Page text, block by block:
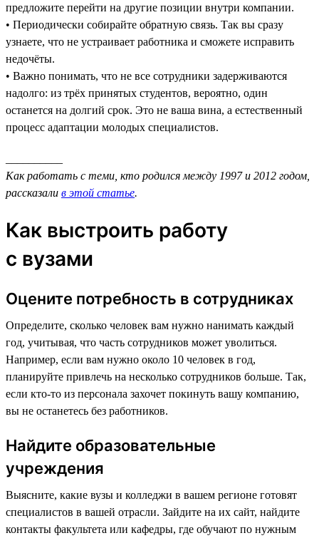
предложите перейти на другие позиции внутри компании.
• Периодически собирайте обратную связь. Так вы сразу
узнаете, что не устраивает работника и сможете исправить
недочёты.
• Важно понимать, что не все сотрудники задерживаются
надолго: из трёх принятых студентов, вероятно, один
останется на долгий срок. Это не ваша вина, а естественный
процесс адаптации молодых специалистов.
Как работать с теми, кто родился между 1997 и 2012 годом,
рассказали в этой статье.
Как выстроить работу
с вузами
Оцените потребность в сотрудниках
Определите, сколько человек вам нужно нанимать каждый
год, учитывая, что часть сотрудников может уволиться.
Например, если вам нужно около 10 человек в год,
планируйте привлечь на несколько сотрудников больше. Так,
если кто-то из персонала захочет покинуть вашу компанию,
вы не останетесь без работников.
Найдите образовательные
учреждения
Выясните, какие вузы и колледжи в вашем регионе готовят
специалистов в вашей отрасли. Зайдите на их сайт, найдите
контакты факультета или кафедры, где обучают по нужным